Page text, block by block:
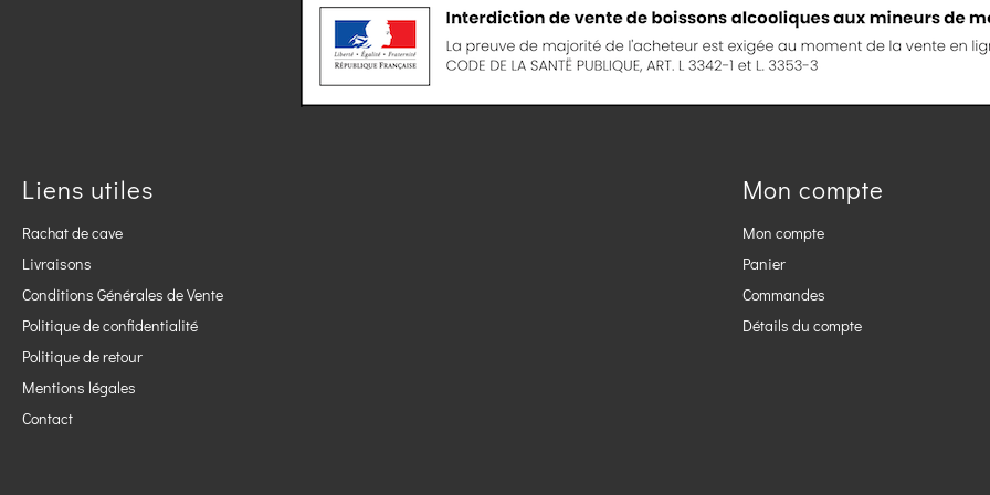
Liens utiles
Rachat de cave
Livraisons
Conditions Générales de Vente
Politique de confidentialité
Politique de retour
Mentions légales
Contact
Mon compte
Mon compte
Panier
Commandes
Détails du compte